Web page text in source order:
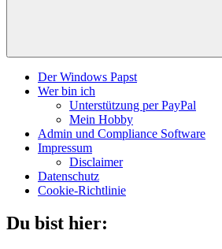
Der Windows Papst
Wer bin ich
Unterstützung per PayPal
Mein Hobby
Admin und Compliance Software
Impressum
Disclaimer
Datenschutz
Cookie-Richtlinie
Du bist hier: